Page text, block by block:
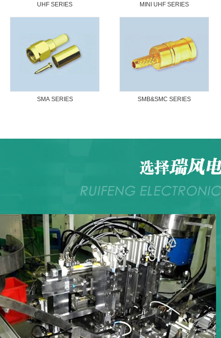
UHF SERIES MINI UHF SERIES
SMA SERIES SMB&SMC SERIES